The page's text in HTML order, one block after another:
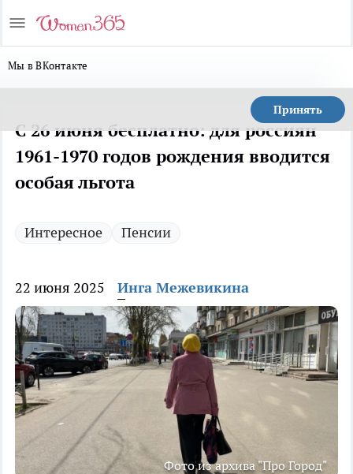
Мы в ВКонтакте
Принять
С 26 июня бесплатно: для россиян
1961-1970 годов рождения вводится
особая льгота
Интересное Пенсии
22 июня 2025 Инга Межевикина
Фото из архива "Про Город"